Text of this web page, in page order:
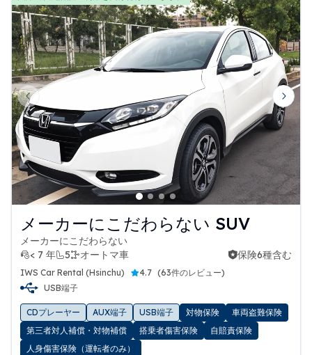
Previous slide Next
メーカーにこだわらない SUV
メーカーにこだわらない
< 7 年
5 オートマ車
保険6種含む 保険6種含む
IWS Car Rental (Hsinchu) 4.7 (63件のレビュー)
USB端子
CDプレーヤー AUX端子 USB端子 対物保険
車両盗難保険
第三者対人補償・対物補償
搭乗者傷害保険
自賠責保険
人身傷害保険（運転者のみ）